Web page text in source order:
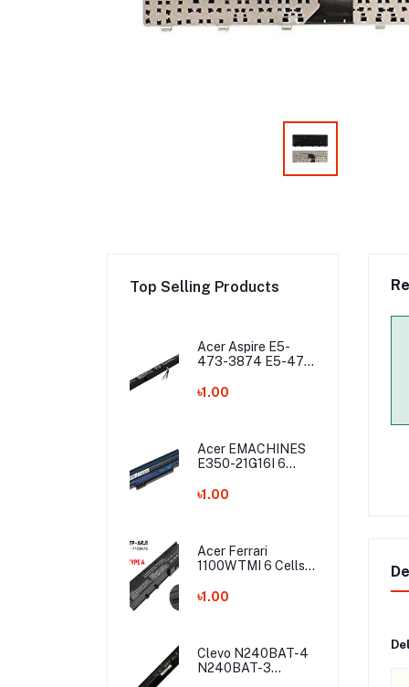
Top Selling Products
Acer Aspire E5-
473-3874 E5-475
E5-575G E5-575T
৳1.00
Acer EMACHINES
E350-21G16I 6
Battery
৳1.00
Acer Ferrari
1100WTMI 6 Cells
৳1.00
Clevo N240BAT-4
N240BAT-3